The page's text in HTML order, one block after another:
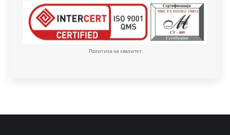
Политика на квалитет